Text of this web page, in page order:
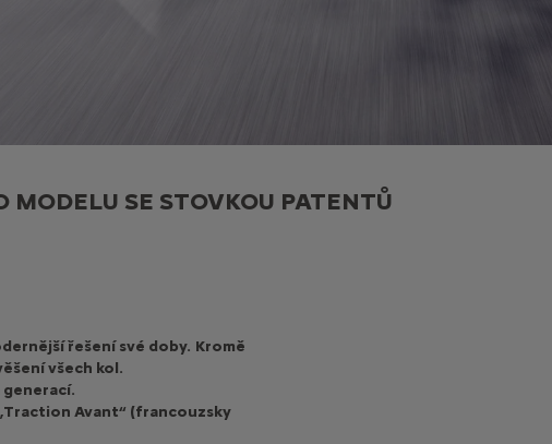
SE STOVKOU PATENTŮ
řešení své doby. Kromě
všech kol.
Avant“ (francouzsky